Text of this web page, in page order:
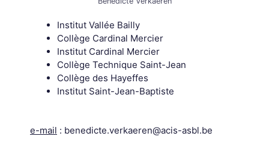
Institut Vallée Bailly
Collège Cardinal Mercier
Institut Cardinal Mercier
Collège Technique Saint-Jean
Collège des Hayeffes
Institut Saint-Jean-Baptiste
e-mail : benedicte.verkaeren@acis-asbl.be